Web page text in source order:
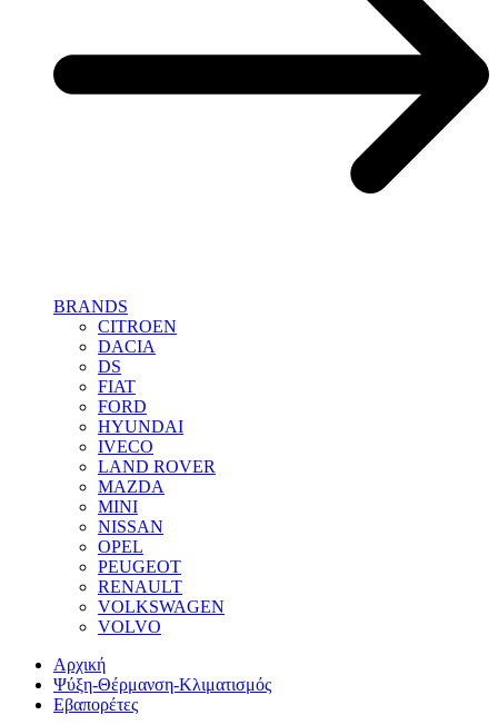
BRANDS
CITROEN
DACIA
DS
FIAT
FORD
HYUNDAI
IVECO
LAND ROVER
MAZDA
MINI
NISSAN
OPEL
PEUGEOT
RENAULT
VOLKSWAGEN
VOLVO
Αρχική
Ψύξη-Θέρμανση-Κλιματισμός
Εβαπορέτες